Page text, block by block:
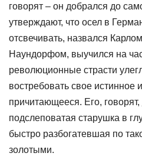
говорят – он добрался до
утверждают, что осел в
отсвечивать, назвался
Наундорфом, выучился на
революционные страсти
востребовать свое истинное
причитающееся. Его,
подслеповатая старушка в
быстро разбогатевшая по
золотыми.